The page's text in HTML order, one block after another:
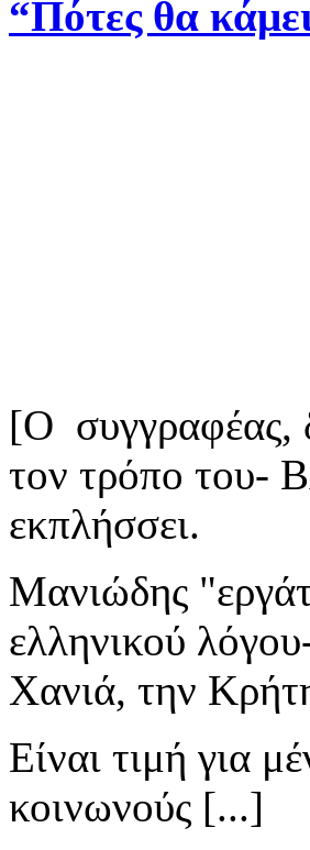
“Πότες θα
[Ο συγγραφέας,
τον τρόπο
εκπλήσσει.
Μανιώδης
ελληνικού
Χανιά, την
Είναι τιμή για
κοινωνούς [...]